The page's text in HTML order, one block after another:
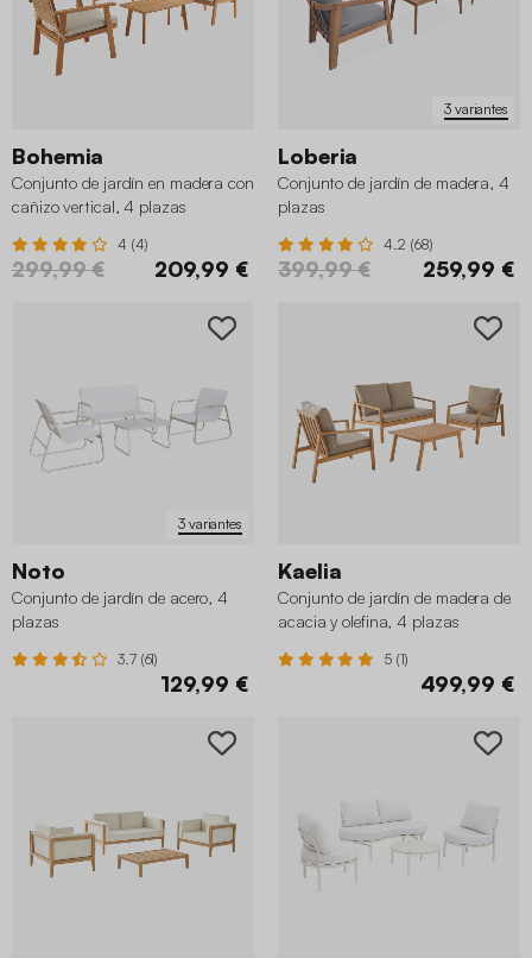
Bohemia
Conjunto de jardín en madera con
cañizo vertical, 4 plazas
4 (4)
299,99 € 209,99 €
3 variantes
Loberia
Conjunto de jardín de madera, 4
plazas
4.2 (68)
399,99 € 259,99 €
3 variantes
Noto
Conjunto de jardín de acero, 4
plazas
3.7 (61)
129,99 €
Kaelia
Conjunto de jardín de madera de
acacia y olefina, 4 plazas
5 (1)
499,99 €